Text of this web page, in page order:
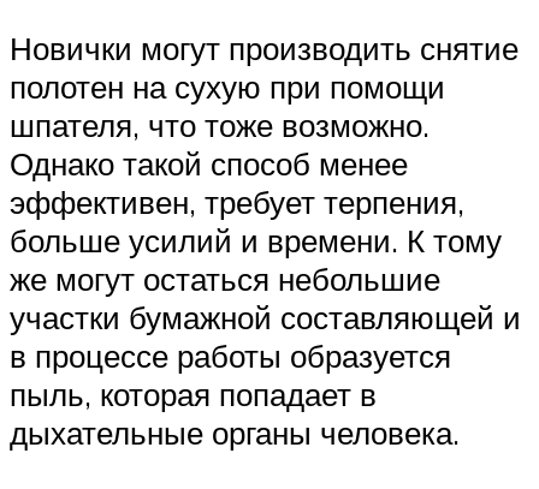
Новички могут производить снятие
полотен на сухую при помощи
шпателя, что тоже возможно.
Однако такой способ менее
эффективен, требует терпения,
больше усилий и времени. К тому
же могут остаться небольшие
участки бумажной составляющей и
в процессе работы образуется
пыль, которая попадает в
дыхательные органы человека.